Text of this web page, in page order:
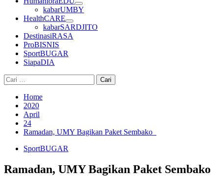
kabarUMBY
HealthCARE
kabarSARDJITO
DestinasiRASA
ProBISNIS
SportBUGAR
SiapaDIA
Cari
untuk:
Home
2020
April
24
Ramadan, UMY Bagikan Paket Sembako
SportBUGAR
Ramadan, UMY Bagikan Paket Sembako